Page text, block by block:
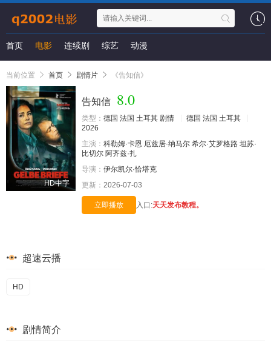
首页 电影 连续剧 综艺 动漫
当前位置 首页 剧情片 《告知信》
HD中字
告知信 8.0
类型： 德国 法国 土耳其 剧情 德国 法国 土耳其
2026
主演： 科勒姆·卡恩 厄兹居·纳马尔 希尔·艾罗格路 坦苏·
比切尔 阿齐兹·扎
导演： 伊尔凯尔·恰塔克
更新： 2026-07-03
立即播放 入口:天天发布教程。
超速云播
HD
剧情简介